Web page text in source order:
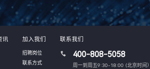
讯 加入我们
招聘岗位
联系方式
联系我们
400-808-5058
周一到周五9:30-18:00 (北京时间）